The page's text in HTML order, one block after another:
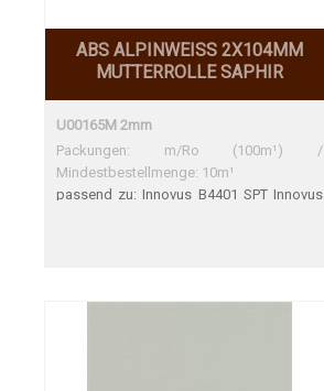
ABS ALPINWEISS 2X104MM
MUTTERROLLE SAPHIR
U00165M 2mm
Packungen: m/Ro (100m¹) /
Mindestbestellmenge: 10m¹
passend zu: Innovus B4401 SPT Innovus